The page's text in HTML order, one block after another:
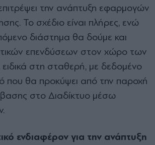
την ανάπτυξη εφαρμογών
Το σχέδιο είναι πλήρες, ενώ
διάστημα θα δούμε και
επενδύσεων στον χώρο των
ειδικά στη σταθερή, με δεδομένο
που θα προκύψει από την παροχή
στο Διαδίκτυο μέσω
ενδιαφέρον για την ανάπτυξη